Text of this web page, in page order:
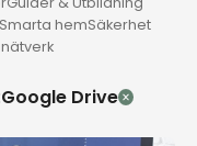
Smarta hemSäkerhet
Google Drive